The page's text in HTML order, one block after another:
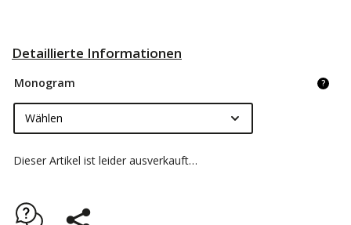
Detaillierte Informationen
Monogram ?
Dieser Artikel ist leider ausverkauft…